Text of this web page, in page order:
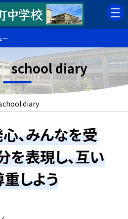
ー
school diary
diary
、みんなを受
表現し、互い
しよう